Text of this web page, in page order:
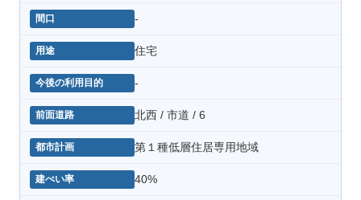
-
住宅
-
北西 / 市道 / 6
第１種低層住居専用地域
40%